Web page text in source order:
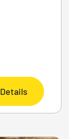
Details